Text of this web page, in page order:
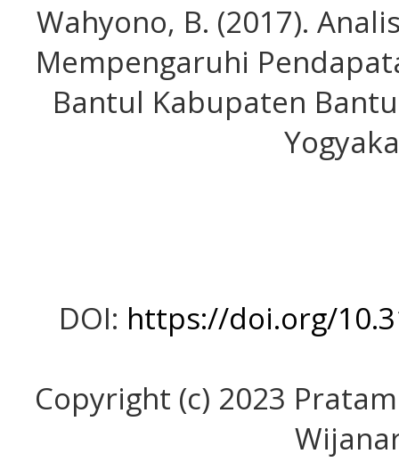
Wahyono, B. (2017).
Mempengaruhi
Bantul Kabupaten
DOI: https://doi.org/
Copyright (c) 2023